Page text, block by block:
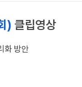
) 클립영상
화 방안